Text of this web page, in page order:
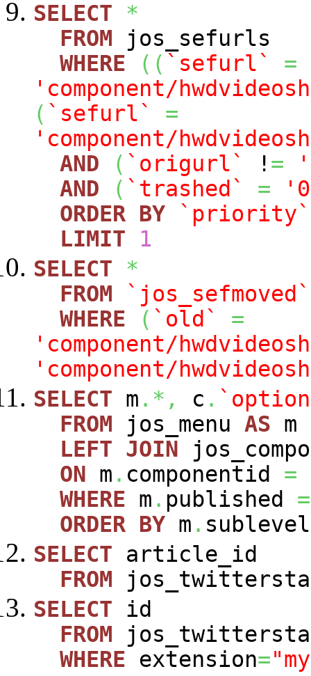
SELECT
*
FROM jos_sefurls
WHERE
( ( `sefurl`
=
'component/
( `sefurl`
=
'component/
AND
( `origurl` ! =
AND
( `trashed` =
ORDER BY
`priority`
LIMIT
1
SELECT
*
FROM
`jos_sefmoved`
WHERE
( `old`
=
'component/
'component/
SELECT m .*, c .
FROM jos_menu AS m
LEFT JOIN
ON m . componentid =
WHERE m . published =
ORDER BY m . sublevel
SELECT article_id
FROM
SELECT id
FROM
WHERE extension=